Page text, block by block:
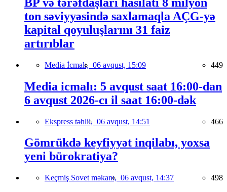
ton səviyyəsində saxlamaqla AÇG-yə
kapital qoyuluşlarını 31 faiz
artırıblar
Media İcmalı, 06 avqust, 15:09 449
Media icmalı: 5 avqust saat 16:00-dan
6 avqust 2026-cı il saat 16:00-dək
Ekspress təhlil, 06 avqust, 14:51 466
Gömrükdə keyfiyyət inqilabı, yoxsa
yeni bürokratiya?
Keçmiş Sovet məkanı, 06 avqust, 14:37 498